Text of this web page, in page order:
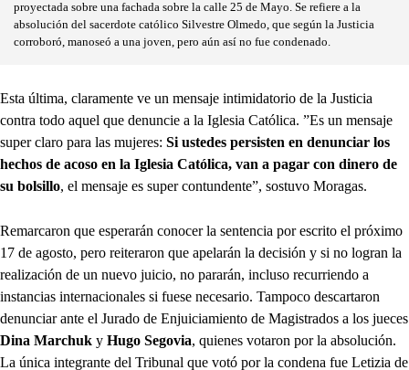
proyectada sobre una fachada sobre la calle 25 de Mayo. Se refiere a la
absolución del sacerdote católico Silvestre Olmedo, que según la Justicia
corroboró, manoseó a una joven, pero aún así no fue condenado.
Esta última, claramente ve un mensaje intimidatorio de la Justicia
contra todo aquel que denuncie a la Iglesia Católica. ”Es un mensaje
super claro para las mujeres: Si ustedes persisten en denunciar los
hechos de acoso en la Iglesia Católica, van a pagar con dinero de
su bolsillo, el mensaje es super contundente”, sostuvo Moragas.
Remarcaron que esperarán conocer la sentencia por escrito el próximo
17 de agosto, pero reiteraron que apelarán la decisión y si no logran la
realización de un nuevo juicio, no pararán, incluso recurriendo a
instancias internacionales si fuese necesario. Tampoco descartaron
denunciar ante el Jurado de Enjuiciamiento de Magistrados a los jueces
Dina Marchuk y Hugo Segovia, quienes votaron por la absolución.
La única integrante del Tribunal que votó por la condena fue Letizia de